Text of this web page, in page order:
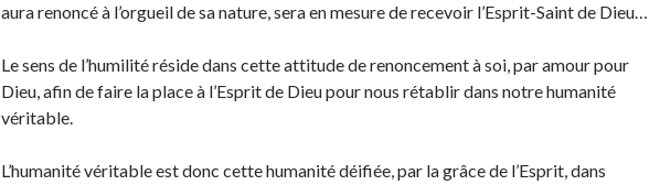
aura renoncé à l’orgueil de sa nature, sera en mesure de recevoir l’Esprit-Saint de Dieu…
Le sens de l’humilité réside dans cette attitude de renoncement à soi, par amour pour
Dieu, afin de faire la place à l’Esprit de Dieu pour nous rétablir dans notre humanité
véritable.
L’humanité véritable est donc cette humanité déifiée, par la grâce de l’Esprit, dans